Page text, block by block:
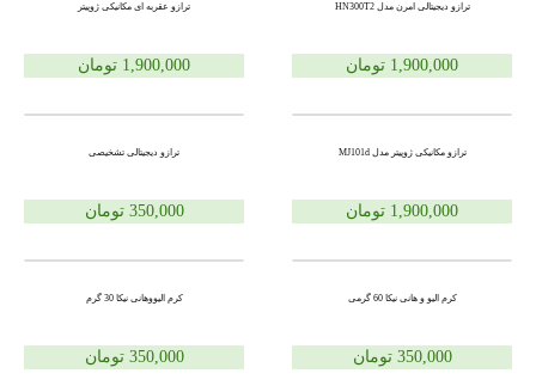
ترازو دیجیتالی امرن مدل HN300T2
1,900,000 تومان
ترازو عقربه ای مکانیکی ژوپیتر
1,900,000 تومان
ترازو مکانیکی ژوپیتر مدل MJ101d
1,900,000 تومان
ترازو دیجیتالی تشخیصی
350,000 تومان
کرم الیو و هانی نیکا 60 گرمی
350,000 تومان
کرم الیووهانی نیکا 30 گرم
350,000 تومان